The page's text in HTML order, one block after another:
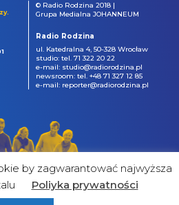
© Radio Rodzina 2018 |
Grupa Medialna JOHANNEUM
Radio Rodzina
ul. Katedralna 4, 50-328 Wrocław
studio: tel. 71 322 20 22
e-mail: studio@radiorodzina.pl
newsroom: tel. +48 71 327 12 85
e-mail: reporter@radiorodzina.pl
by zagwarantować najwyższa
Poliyka prywatności